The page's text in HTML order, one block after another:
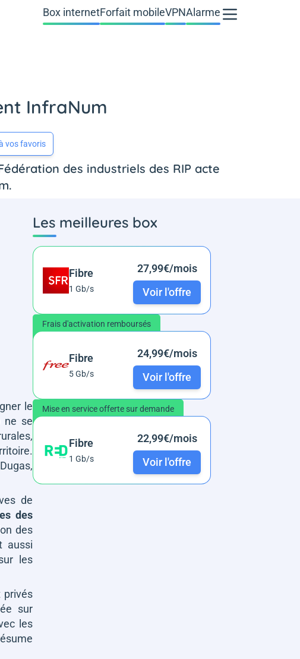
Box internetForfait mobileVPNAlarme
InfraNum
vos favoris
des industriels des RIP acte
le
ne se
de
des
des
aussi
les
privés
sur
les
Les meilleures box
Fibre
1 Gb/s
27,99€/mois
Voir l'offre
Frais d'activation remboursés
Fibre
5 Gb/s
24,99€/mois
Voir l'offre
Mise en service offerte sur demande
Fibre
1 Gb/s
22,99€/mois
Voir l'offre